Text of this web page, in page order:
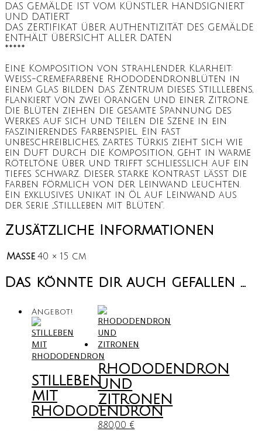
DAS GEMÄLDE IST VOM KÜNSTLER HANDSIGNIERT
UND DATIERT
DAS ZERTIFIKAT ÜBER AUTHENTIZITÄT DES GEMÄLDE
ENTHÄLT ÜBERSICHT ALLER DATEN
*****
Eine Komposition von strahlender Klarheit:
Weiß-cremefarbene Rhododendronblüten in
einem Glas bilden das Zentrum dieses Stilllebens,
flankiert von zwei Orangen und einer Zitrone.
Die Blüten ziehen die gesamte Spannung des
Werkes auf sich und teilen die Szene in ein
faszinierendes Farbenspiel. Ein fast
unbeschreibliches, zartes Türkis zieht sich wie
ein Duft durch die Komposition, geht in warme
Röteltöne über und trifft schließlich auf ein
tiefes Schwarz. Dieser starke Kontrast lässt die
Farben förmlich von der Leinwand leuchten.
Ein exklusives Unikat in Öl auf Leinwand aus
der Serie „Stillleben mit Blüten“.
Zusätzliche Informationen
Maße 40 × 15 cm
Das könnte dir auch gefallen …
Angebot!
STILLEBEN
MIT
RHODODENDRON
RHODODENDRON
UND
ZITRONEN
880,00€